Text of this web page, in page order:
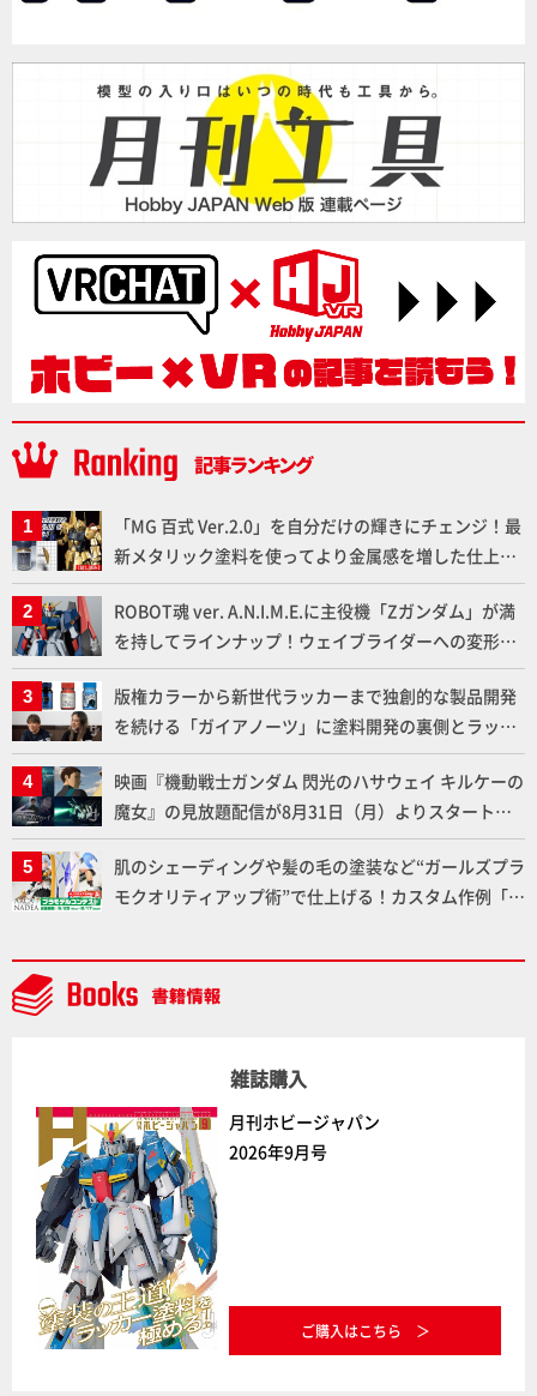
「MG 百式 Ver.2.0」を自分だけの輝きにチェンジ！最
新メタリック塗料を使ってより金属感を増した仕上が
りに!!【試し読み】
ROBOT魂 ver. A.N.I.M.E.に主役機「Zガンダム」が満
を持してラインナップ！ウェイブライダーへの変形、
劇中どおりのプロポーションを再現【機動戦士Zガン
ダム】
版権カラーから新世代ラッカーまで独創的な製品開発
を続ける「ガイアノーツ」に塗料開発の裏側とラッカ
ー塗料の未来についてインタビュー！
映画『機動戦士ガンダム 閃光のハサウェイ キルケーの
魔女』の見放題配信が8月31日（月）よりスタート！
Prime Videoで国内独占配信
肌のシェーディングや髪の毛の塗装など“ガールズプラ
モクオリティアップ術”で仕上げる！カスタム作例「白
デルコンテスト」～8月17日（月）11:59まで応募受付
中】
雑誌購入
月刊ホビージャパン
2026年9月号
ご購入はこちら